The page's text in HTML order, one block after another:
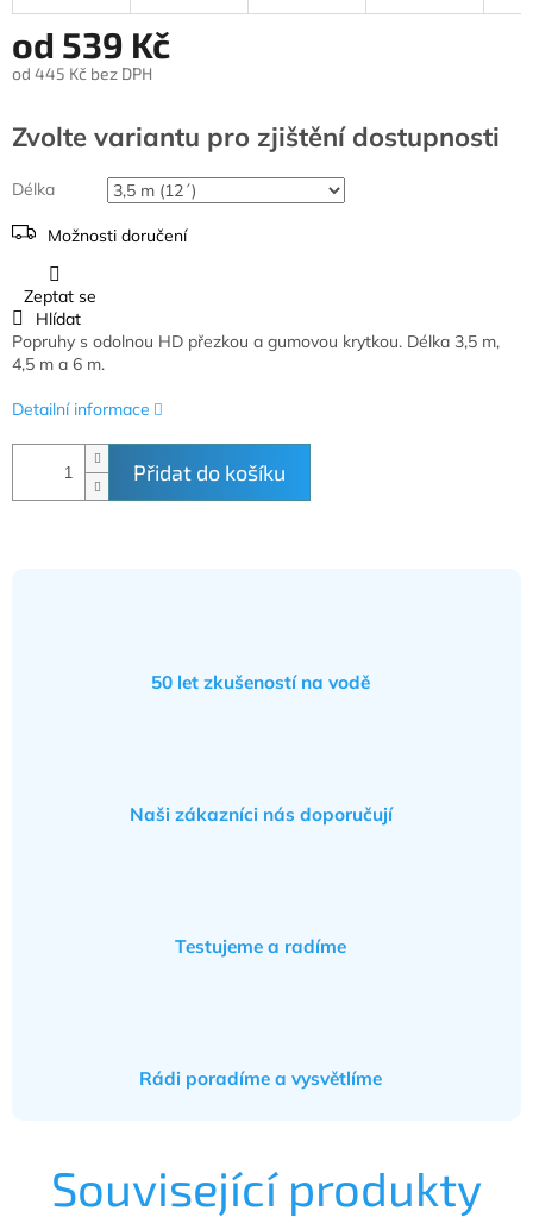
od 539 Kč
od 445 Kč bez DPH
cena:
Zvolte variantu
Délka
Možnosti doručení
Přidat do košíku
Popruhy s odolnou HD přezkou a gumovou krytkou. Délka 3,5 m,
4,5 m a 6 m.
Detailní informace
Zeptat se
Hlídat
50 let zkušeností na vodě
Naši zákazníci nás doporučují
Testujeme a radíme
Rádi poradíme a vysvětlíme
Související produkty